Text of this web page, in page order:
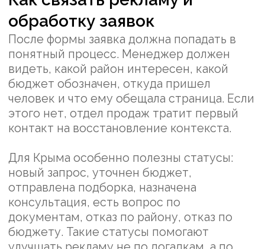
объяснять документы, сроки и
ограничения, чем оставлять их до звонка.
Чем спокойнее страница разбирает
сомнения, тем выше вероятность
предметного разговора.
Третья ошибка - переносить на Крым
общий текст про курортную
недвижимость. Здесь важно отдельно
объяснять регион, формат покупки,
документы, сезонность и доверие. Иначе
человек не видит, что компания понимает
Четвертая ошибка - не связывать статью с
дальнейшим действием. После чтения
человеку нужно предложить понятный
путь: перейти к направлению Крыма,
запросить подборку, уточнить район или
задать вопрос по документам. Без этого
даже полезный материал остается
тупиком.